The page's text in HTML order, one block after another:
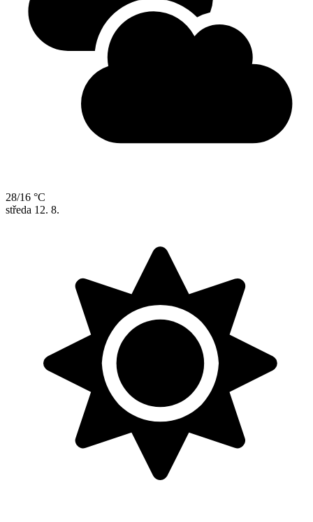
28/16 °C
středa 12. 8.